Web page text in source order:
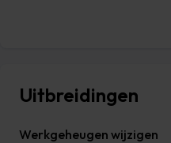
Uitbreidingen
Werkgeheugen wijzigen